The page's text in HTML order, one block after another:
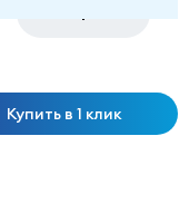
Купить в 1 клик